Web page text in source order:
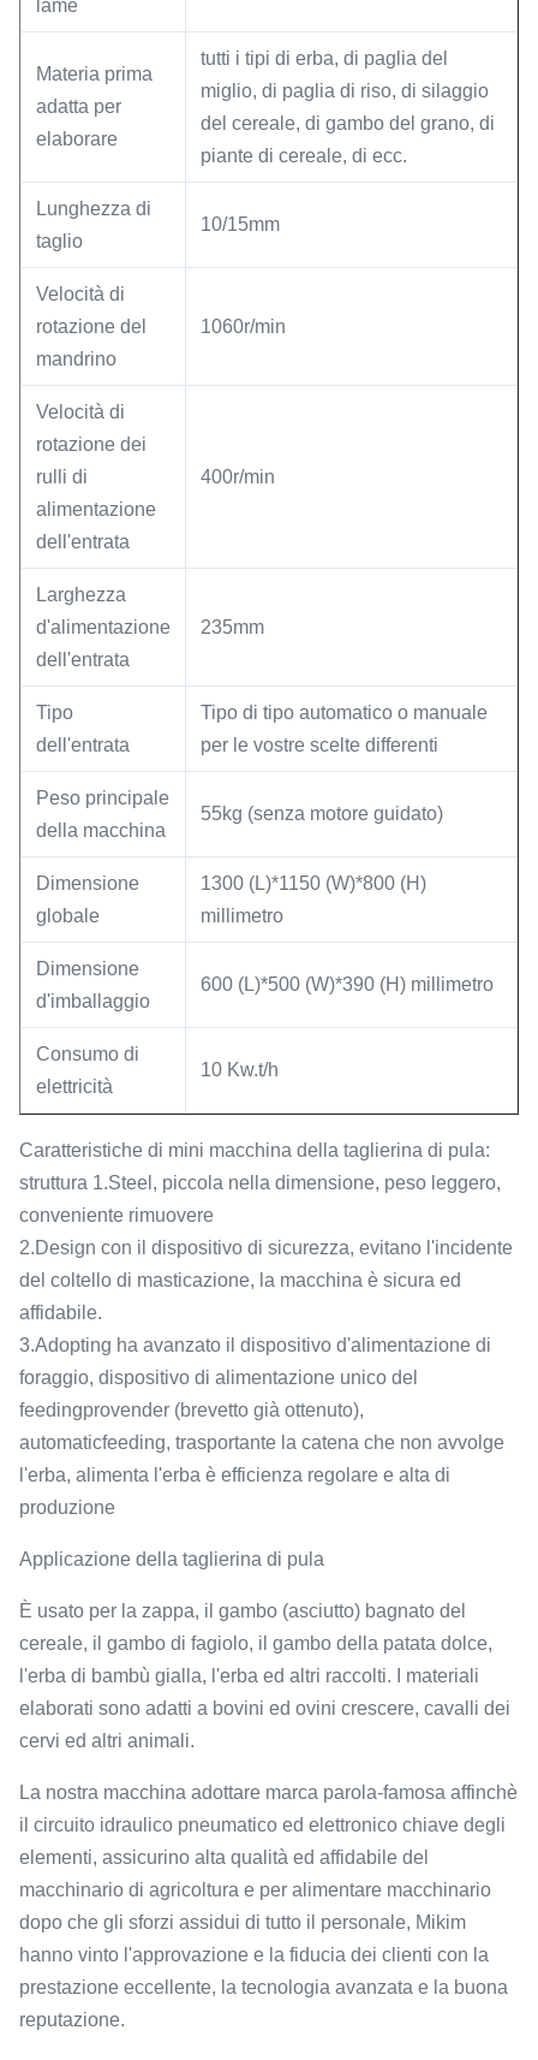
lame
Materia prima
adatta per
elaborare
tutti i tipi di erba, di paglia del
miglio, di paglia di riso, di silaggio
del cereale, di gambo del grano, di
piante di cereale, di ecc.
Lunghezza di
taglio
10/15mm
Velocità di
rotazione del
mandrino
1060r/min
Velocità di
rotazione dei
rulli di
alimentazione
dell'entrata
400r/min
Larghezza
d'alimentazione
dell'entrata
235mm
Tipo
dell'entrata
Tipo di tipo automatico o manuale
per le vostre scelte differenti
Peso principale
della macchina
55kg (senza motore guidato)
Dimensione
globale
1300 (L)*1150 (W)*800 (H)
millimetro
Dimensione
d'imballaggio
600 (L)*500 (W)*390 (H) millimetro
Consumo di
elettricità
10 Kw.t/h
Caratteristiche di mini macchina della taglierina di pula:
struttura 1.Steel, piccola nella dimensione, peso leggero,
conveniente rimuovere
2.Design con il dispositivo di sicurezza, evitano l'incidente
del coltello di masticazione, la macchina è sicura ed
affidabile.
3.Adopting ha avanzato il dispositivo d'alimentazione di
foraggio, dispositivo di alimentazione unico del
feedingprovender (brevetto già ottenuto),
automaticfeeding, trasportante la catena che non avvolge
l'erba, alimenta l'erba è efficienza regolare e alta di
produzione
Applicazione della taglierina di pula
È usato per la zappa, il gambo (asciutto) bagnato del
cereale, il gambo di fagiolo, il gambo della patata dolce,
l'erba di bambù gialla, l'erba ed altri raccolti. I materiali
elaborati sono adatti a bovini ed ovini crescere, cavalli dei
cervi ed altri animali.
La nostra macchina adottare marca parola-famosa affinchè
il circuito idraulico pneumatico ed elettronico chiave degli
elementi, assicurino alta qualità ed affidabile del
macchinario di agricoltura e per alimentare macchinario
dopo che gli sforzi assidui di tutto il personale, Mikim
hanno vinto l'approvazione e la fiducia dei clienti con la
prestazione eccellente, la tecnologia avanzata e la buona
reputazione.